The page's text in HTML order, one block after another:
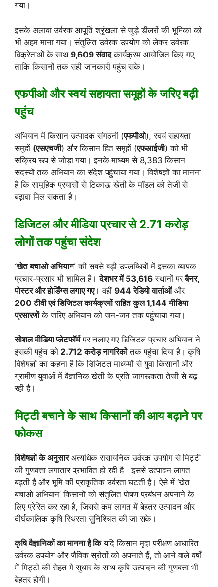
गया।
इसके अलावा उर्वरक आपूर्ति श्रृंखला से जुड़े डीलरों की भूमिका को
भी अहम माना गया। संतुलित उर्वरक उपयोग को लेकर उर्वरक
विक्रेताओं के साथ 9,609 संवादकार्यक्रम आयोजित किए गए,
ताकि किसानों तक सही जानकारी पहुंच सके।
एफपीओ और स्वयं सहायता समूहों के जरिए बढ़ी
पहुंच
अभियान में किसान उत्पादक संगठनों (एफपीओ), स्वयं सहायता
समूहों (एसएचजी) और किसान हित समूहों (एफआईजी) को भी
सक्रिय रूप से जोड़ा गया। इनके माध्यम से 8,383 किसान
सदस्यों तक अभियान का संदेश पहुंचाया गया। विशेषज्ञों का मानना
है कि सामूहिक प्रयासों से टिकाऊ खेती के मॉडल को तेजी से
बढ़ावा मिल सकता है।
डिजिटल और मीडिया प्रचार से 2.71 करोड़
लोगों तक पहुंचा संदेश
‘खेत बचाओ अभियान’ की सबसे बड़ी उपलब्धियों में इसका व्यापक
प्रचार-प्रसार भी शामिल है।देशभर में 53,616 स्थानों परबैनर,
पोस्टर और होर्डिंग्स लगाए गए। वहीं 944 रेडियो वार्ताओंऔर
200 टीवी एवं डिजिटल कार्यक्रमों सहित कुल 1,144 मीडिया
प्रसारणोंके जरिए अभियान को जन-जन तक पहुंचाया गया।
सोशल मीडिया प्लेटफॉर्मपर चलाए गए डिजिटल प्रचार अभियान ने
इसकी पहुंच को 2.712 करोड़ नागरिकोंतक पहुंचा दिया है। कृषि
विशेषज्ञों का कहना है कि डिजिटल माध्यमों से युवा किसानों और
ग्रामीण युवाओं में वैज्ञानिक खेती के प्रति जागरूकता तेजी से बढ़
रही है।
मिट्टी बचाने के साथ किसानों की आय बढ़ाने पर
फोकस
विशेषज्ञों के अनुसारअत्यधिक रासायनिक उर्वरक उपयोग से मिट्टी
की गुणवत्ता लगातार प्रभावित हो रही है। इससे उत्पादन लागत
बढ़ती है और भूमि की प्राकृतिक उर्वरता घटती है। ऐसे में ‘खेत
बचाओ अभियान’ किसानों को संतुलित पोषण प्रबंधन अपनाने के
लिए प्रेरित कर रहा है, जिससे कम लागत में बेहतर उत्पादन और
दीर्घकालिक कृषि स्थिरता सुनिश्चित की जा सके।
कृषि वैज्ञानिकों का मानना है कियदि किसान मृदा परीक्षण आधारित
उर्वरक उपयोग और जैविक स्रोतों को अपनाते हैं, तो आने वाले वर्षों
में मिट्टी की सेहत में सुधार के साथ कृषि उत्पादन की गुणवत्ता भी
बेहतर होगी।